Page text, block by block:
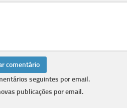
seguintes por email.
publicações por email.